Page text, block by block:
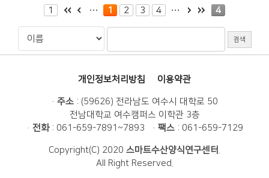
1 1 2 3 4 4
개인정보처리방침 이용약관
· 주소 : (59626) 전라남도 여수시 대학로 50
전남대학교 여수캠퍼스 이학관 3층
· 전화: 061-659-7891~7893 · 팩스: 061-659-7129
Copyright(C) 2020 스마트수산양식연구센터
All Right Reserved.